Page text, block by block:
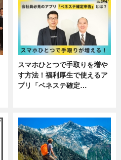
スマホひとつで手取りを増や
す方法！福利厚生で使えるア
プリ「ベネステ確定…